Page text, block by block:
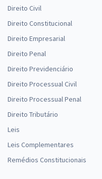
Direito Civil
Direito Constitucional
Direito Empresarial
Direito Penal
Direito Previdenciário
Direito Processual Civil
Direito Processual Penal
Direito Tributário
Leis
Leis Complementares
Remédios Constitucionais